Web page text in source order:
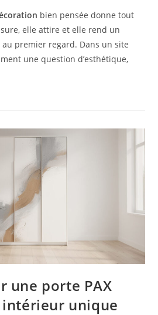
bien pensée donne tout
elle attire et elle rend un
premier regard. Dans un site
une question d’esthétique,
une porte PAX
unique